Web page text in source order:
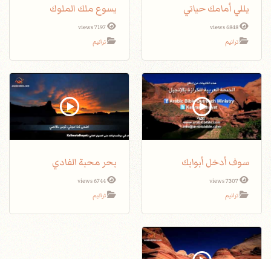
يللي أمامك حياتي
6848 views
ترانيم
يسوع ملك الملوك
7197 views
ترانيم
سوف أدخل أبوابك
7307 views
ترانيم
بحر محبة الفادي
6744 views
ترانيم